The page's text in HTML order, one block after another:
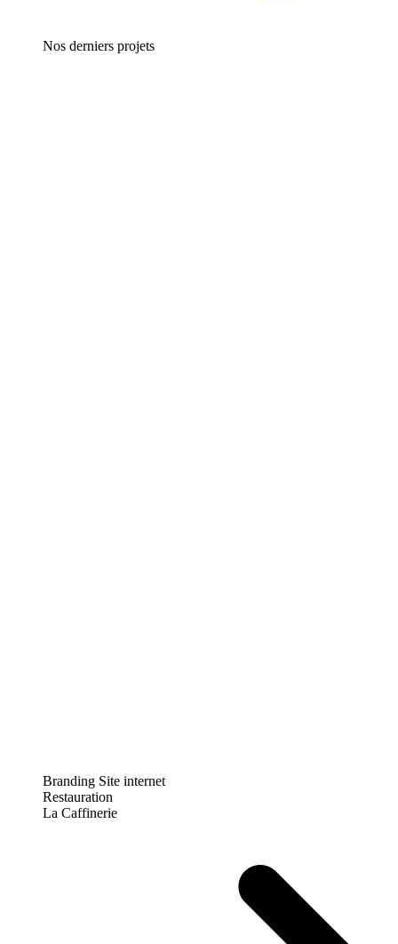
Nos derniers projets
Branding Site internet
Restauration
La Caffinerie